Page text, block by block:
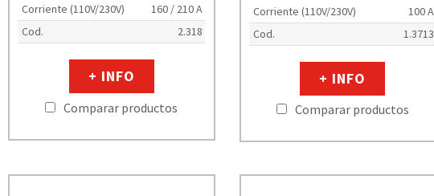
Corriente (110V/230V)
160 / 210 A
Cod.
2.318
+ INFO
Comparar productos
Corriente (110V/230V)
100 A
Cod.
1.3713
+ INFO
Comparar productos